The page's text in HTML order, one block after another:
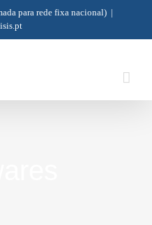
para rede fixa nacional) |